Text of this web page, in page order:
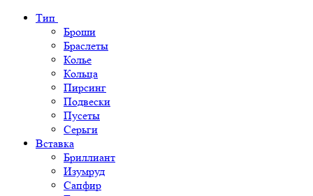
Тип
Броши
Браслеты
Колье
Кольца
Пирсинг
Подвески
Пусеты
Серьги
Вставка
Бриллиант
Изумруд
Сапфир